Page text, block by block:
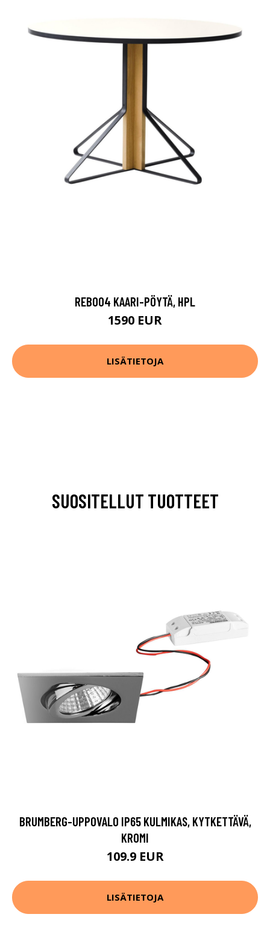
REB004 KAARI-PÖYTÄ, HPL
1590 EUR
LISÄTIETOJA
SUOSITELLUT TUOTTEET
BRUMBERG-UPPOVALO IP65 KULMIKAS, KYTKETTÄVÄ,
KROMI
109.9 EUR
LISÄTIETOJA